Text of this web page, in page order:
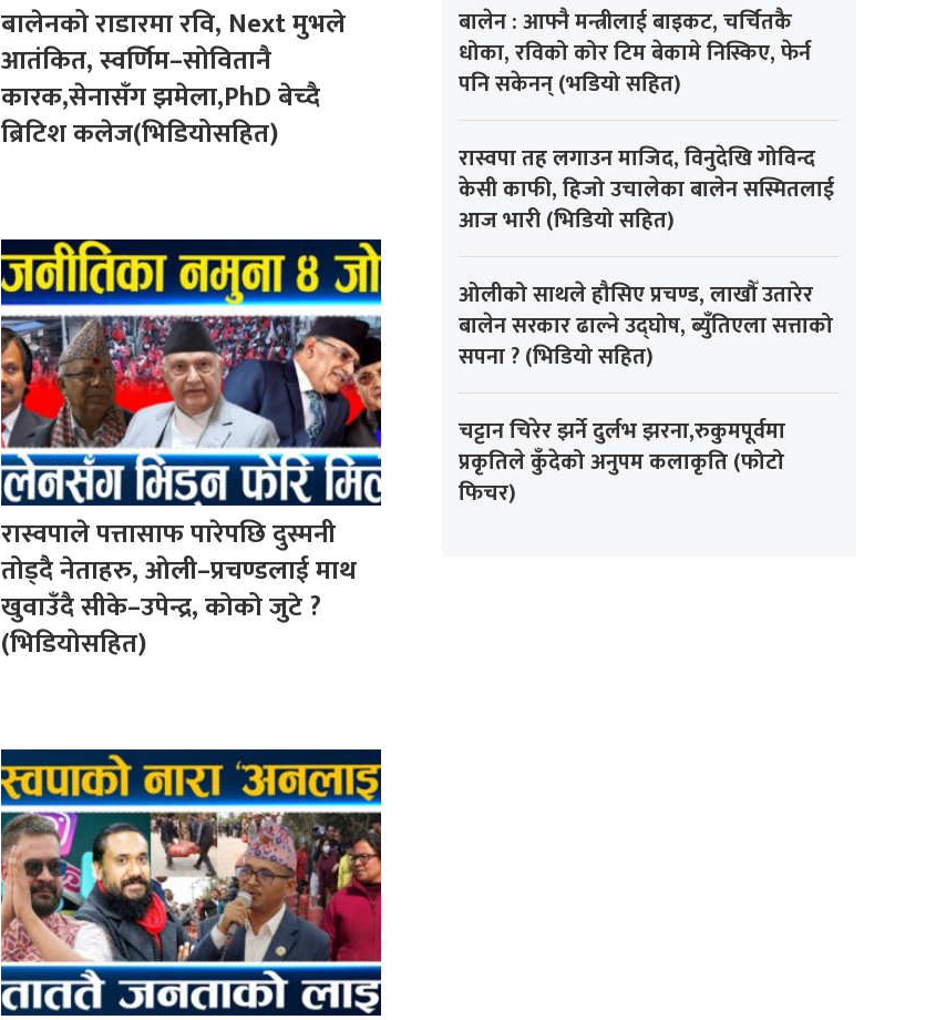
बालेनको राडारमा रवि, Next मुभले
आतंकित, स्वर्णिम–सोवितानै
कारक,सेनासँग झमेला,PhD बेच्दै
ब्रिटिश कलेज(भिडियोसहित)
रास्वपाले पत्तासाफ पारेपछि दुस्मनी
तोड्दै नेताहरु, ओली–प्रचण्डलाई माथ
खुवाउँदै सीके–उपेन्द्र, कोको जुटे ?
(भिडियोसहित)
बालेन : आफ्नै मन्त्रीलाई बाइकट, चर्चितकै
धोका, रविको कोर टिम बेकामे निस्किए, फेर्न
पनि सकेनन् (भडियो सहित)
रास्वपा तह लगाउन माजिद, विनुदेखि गोविन्द
केसी काफी, हिजो उचालेका बालेन सस्मितलाई
आज भारी (भिडियो सहित)
ओलीको साथले हौसिए प्रचण्ड, लाखौँ उतारेर
बालेन सरकार ढाल्ने उद्घोष, ब्युँतिएला सत्ताको
सपना ? (भिडियो सहित)
चट्टान चिरेर झर्ने दुर्लभ झरना,रुकुमपूर्वमा
प्रकृतिले कुँदेको अनुपम कलाकृति (फोटो
फिचर)